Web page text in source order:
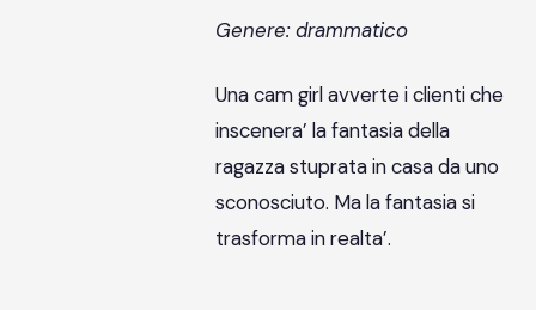
Genere: drammatico
Una cam girl avverte i clienti che
inscenera’ la fantasia della
ragazza stuprata in casa da uno
sconosciuto. Ma la fantasia si
trasforma in realta’.